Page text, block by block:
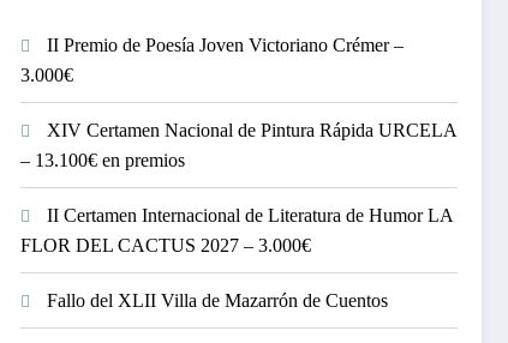
II Premio de Poesía Joven Victoriano Crémer –
3.000€
XIV Certamen Nacional de Pintura Rápida URCELA
– 13.100€ en premios
II Certamen Internacional de Literatura de Humor LA
FLOR DEL CACTUS 2027 – 3.000€
Fallo del XLII Villa de Mazarrón de Cuentos